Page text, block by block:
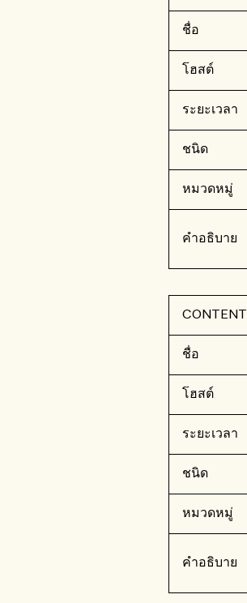
ชื่อ
โฮสต์
ระยะเวลา
ชนิด
หมวดหมู่
คำอธิบาย
CONTENT
ชื่อ
โฮสต์
ระยะเวลา
ชนิด
หมวดหมู่
คำอธิบาย